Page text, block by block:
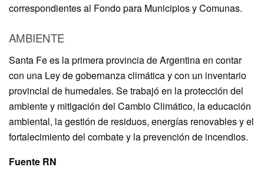
correspondientes al Fondo para Municipios y Comunas.
AMBIENTE
Santa Fe es la primera provincia de Argentina en contar
con una Ley de gobernanza climática y con un inventario
provincial de humedales. Se trabajó en la protección del
ambiente y mitigación del Cambio Climático, la educación
ambiental, la gestión de residuos, energías renovables y el
fortalecimiento del combate y la prevención de incendios.
Fuente RN